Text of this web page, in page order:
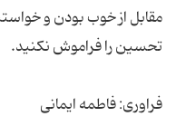
مقابل از خوب بودن و